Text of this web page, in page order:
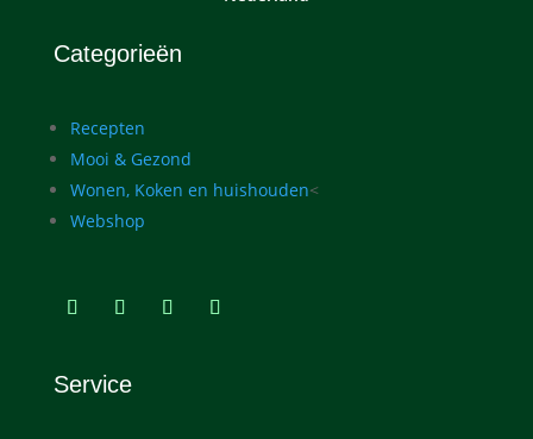
Categorieën
Recepten
Mooi & Gezond
Wonen, Koken en huishouden<
Webshop
Service